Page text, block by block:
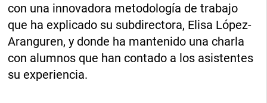
con una innovadora metodología de trabajo
que ha explicado su subdirectora, Elisa López-
Aranguren, y donde ha mantenido una charla
con alumnos que han contado a los asistentes
su experiencia.